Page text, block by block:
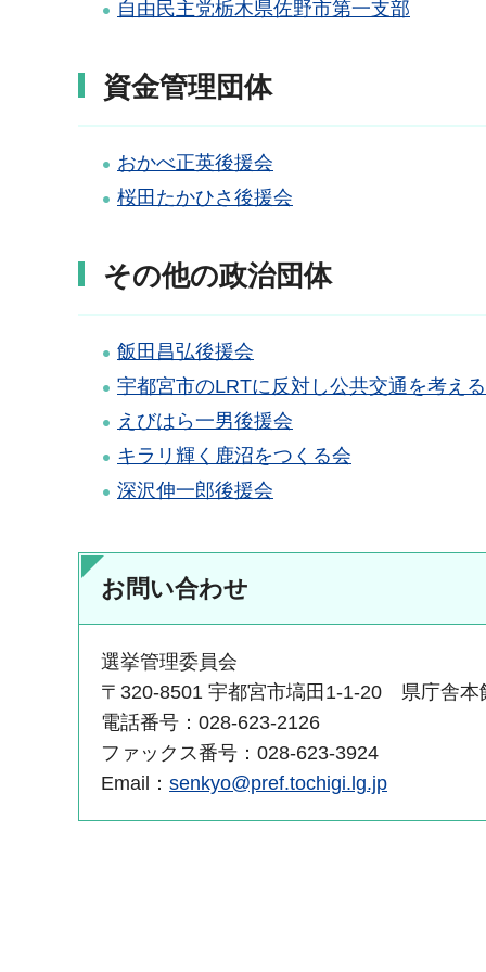
自由民主党栃木県佐野市第一支部
資金管理団体
おかべ正英後援会
桜田たかひさ後援会
その他の政治団体
飯田昌弘後援会
宇都宮市のLRTに反対し公共交通を考え
えびはら一男後援会
キラリ輝く鹿沼をつくる会
深沢伸一郎後援会
お問い合わせ
選挙管理委員会
〒320-8501 宇都宮市塙田1-1-20 県庁舎本
電話番号：028-623-2126
ファックス番号：028-623-3924
Email： senkyo@pref.tochigi.lg.jp